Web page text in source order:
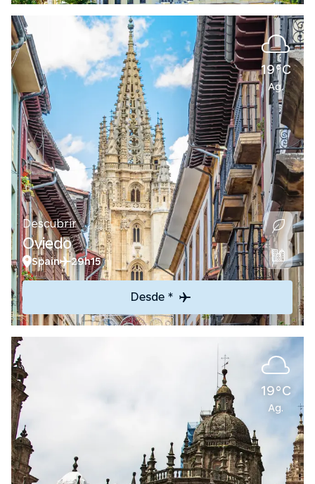
19°C
Ag.
Descubrir
Oviedo
Spain 29h15
Desde *
19°C
Ag.